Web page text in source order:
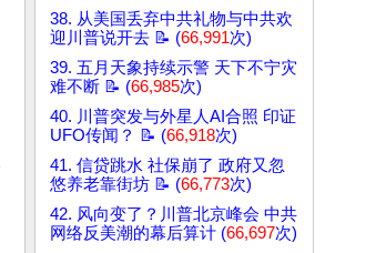
38. 从美国丢弃中共礼物与中共欢
迎川普说开去 📝 (66,991次)
39. 五月天象持续示警 天下不宁灾
难不断 📝 (66,985次)
40. 川普突发与外星人AI合照 印证
UFO传闻？ 📝 (66,918次)
41. 信贷跳水 社保崩了 政府又忽
悠养老靠街坊 📝 (66,773次)
42. 风向变了？川普北京峰会 中共
网络反美潮的幕后算计 (66,697次)